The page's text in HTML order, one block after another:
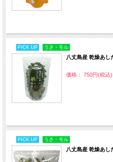
PICK UP うさ・モル
八丈島産 乾燥あし
価格： 750円(税込)
PICK UP うさ・モル
八丈島産 乾燥あ